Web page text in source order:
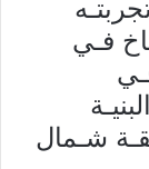
فـي
شـمال